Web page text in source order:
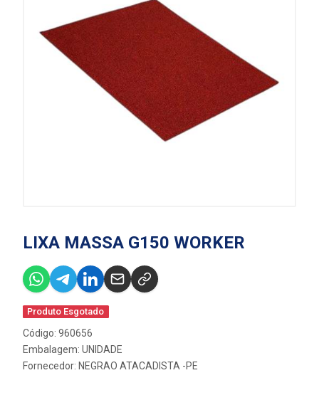
LIXA MASSA G150 WORKER
Produto Esgotado
Código: 960656
Embalagem: UNIDADE
Fornecedor: NEGRAO ATACADISTA -PE